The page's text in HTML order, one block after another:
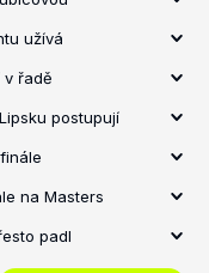
užívá
v řadě
postupují
na Masters
padl